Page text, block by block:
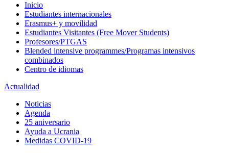
Inicio
Estudiantes internacionales
Erasmus+ y movilidad
Estudiantes Visitantes (Free Mover Students)
Profesores/PTGAS
Blended intensive programmes/Programas intensivos
combinados
Centro de idiomas
Actualidad
Noticias
Agenda
25 aniversario
Ayuda a Ucrania
Medidas COVID-19